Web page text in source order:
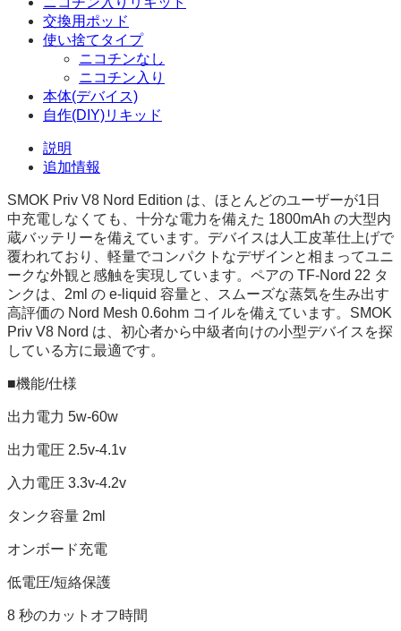
交換用ポッド
使い捨てタイプ
ニコチンなし
ニコチン入り
本体(デバイス)
自作(DIY)リキッド
説明
追加情報
SMOK Priv V8 Nord Edition は、ほとんどのユーザーが1日
中充電しなくても、十分な電力を備えた 1800mAh の大型内
蔵バッテリーを備えています。デバイスは人工皮革仕上げで
覆われており、軽量でコンパクトなデザインと相まってユニ
ークな外観と感触を実現しています。ペアの TF-Nord 22 タ
ンクは、2ml の e-liquid 容量と、スムーズな蒸気を生み出す
高評価の Nord Mesh 0.6ohm コイルを備えています。SMOK
Priv V8 Nord は、初心者から中級者向けの小型デバイスを探
している方に最適です。
■機能/仕様
出力電力 5w-60w
出力電圧 2.5v-4.1v
入力電圧 3.3v-4.2v
タンク容量 2ml
オンボード充電
低電圧/短絡保護
8 秒のカットオフ時間